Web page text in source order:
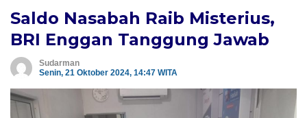
Saldo Nasabah Raib Misterius,
BRI Enggan Tanggung Jawab
Sudarman
Senin, 21 Oktober 2024, 14:47 WITA